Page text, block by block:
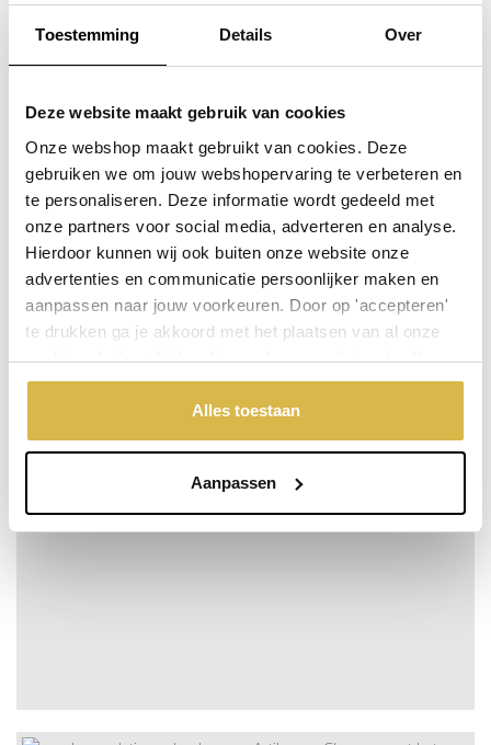
Toestemming Details Over
Deze website maakt gebruik van cookies
Onze webshop maakt gebruikt van cookies. Deze
gebruiken we om jouw webshopervaring te verbeteren en
te personaliseren. Deze informatie wordt gedeeld met
onze partners voor social media, adverteren en analyse.
Hierdoor kunnen wij ook buiten onze website onze
advertenties en communicatie persoonlijker maken en
aanpassen naar jouw voorkeuren. Door op 'accepteren'
te drukken ga je akkoord met het plaatsen van al onze
cookies. Je kunt bij 'cookievoorkeuren wijzigen' zelf
aangeven welke cookies jouw akkoord krijgen. En door te
'weigeren' worden alleen de functionele cookies
geplaatst. Bekijk onze cookieverklaring voor meer
Alles toestaan
Aanpassen
Betrokkenheid